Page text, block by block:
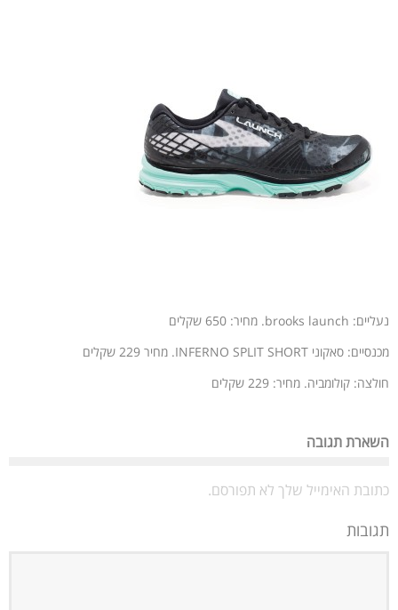
נעליים: brooks launch. מחיר: 650 שקלים
מכנסיים: סאקוני INFERNO SPLIT SHORT. מחיר 229 שקלים
חולצה: קולומביה. מחיר: 229 שקלים
השארת תגובה
כתובת האימייל שלך לא תפורסם.
תגובות